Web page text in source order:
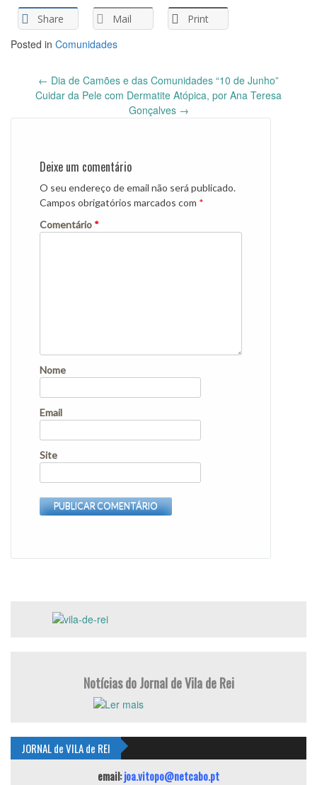
Share Mail Print
Posted in Comunidades
navigation
← Dia de Camões e das Comunidades “10 de Junho”
Cuidar da Pele com Dermatite Atópica, por Ana Teresa
Gonçalves →
Deixe um comentário
O seu endereço de email não será publicado.
Campos obrigatórios marcados com *
Comentário *
Nome
Email
Site
Notícias do Jornal de Vila de Rei
JORNAL de VILA de REI
email:joa.vitopo@netcabo.pt